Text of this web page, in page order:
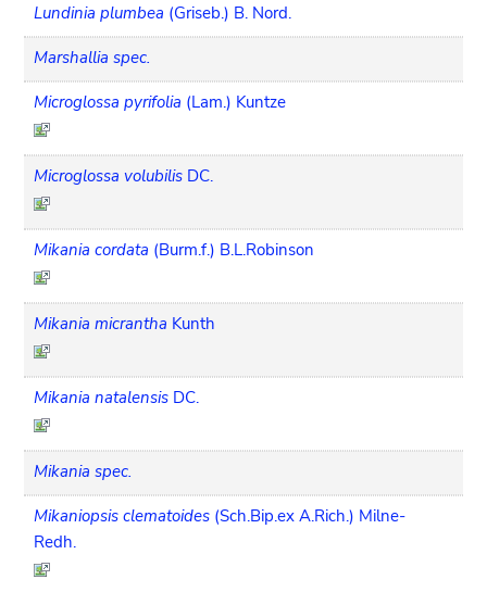
Lundinia plumbea (Griseb.) B. Nord.
Marshallia spec.
Microglossa pyrifolia (Lam.) Kuntze
Microglossa volubilis DC.
Mikania cordata (Burm.f.) B.L.Robinson
Mikania micrantha Kunth
Mikania natalensis DC.
Mikania spec.
Mikaniopsis clematoides (Sch.Bip.ex A.Rich.) Milne-
Redh.